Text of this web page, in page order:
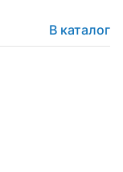
В каталог